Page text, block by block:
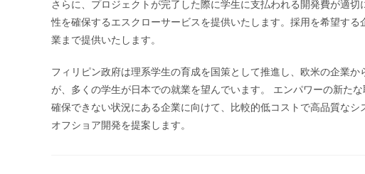
さらに、プロジェクトが完了した際に学生に支払われる開発費が適
性を確保するエスクローサービスを提供いたします。採用を希望す
業まで提供いたします。
フィリピン政府は理系学生の育成を国策として推進し、欧米の企業
が、多くの学生が日本での就業を望んでいます。 エンパワーの新た
確保できない状況にある企業に向けて、比較的低コストで高品質な
オフショア開発を提案します。